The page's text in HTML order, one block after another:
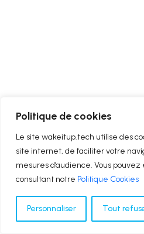
Politique de cookies
Le site wakeitup.tech utilise des
site internet, de faciliter votre
mesures d’audience. Vous
consultant notre Politique Cookies
Personnaliser Tout